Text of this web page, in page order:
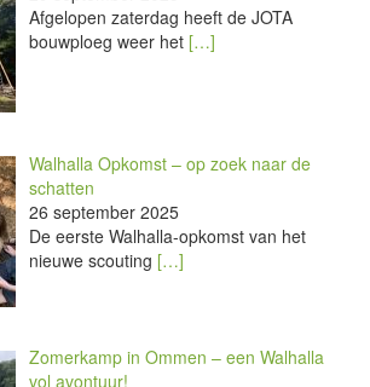
Afgelopen zaterdag heeft de JOTA
bouwploeg weer het […]
Walhalla Opkomst – op zoek naar de
schatten
26 september 2025
De eerste Walhalla-opkomst van het
nieuwe scouting […]
Zomerkamp in Ommen – een Walhalla
vol avontuur!